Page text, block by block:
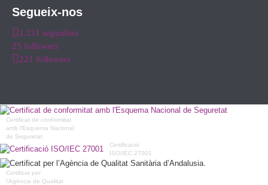
Segueix-nos
1.211 seguidors
25 followers
221 followers
Certificat de conformitat
amb l'Esquema Nacional
de Seguretat
Certificació
ISO/IEC 27001
Certificat per
l’Agència de Qualitat